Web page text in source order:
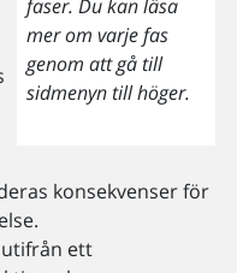
faser. Du kan läsa
mer om varje fas
genom att gå till
sidmenyn till höger.
konsekvenser för
ett